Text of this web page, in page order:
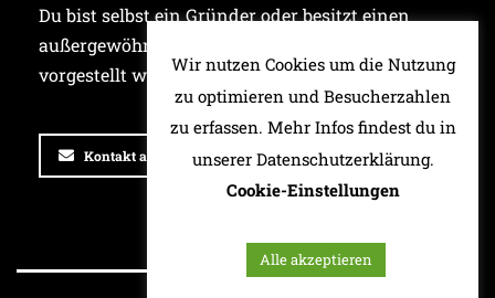
Du bist selbst ein Gründer oder besitzt einen
außergewöhnlichen Laden und möchtest bei uns
vorgestellt werden? Dann schreib uns!
Kontakt aufnehmen
Wir nutzen Cookies um die Nutzung
zu optimieren und Besucherzahlen
zu erfassen. Mehr Infos findest du in
unserer Datenschutzerklärung.
Cookie-Einstellungen
Alle akzeptieren